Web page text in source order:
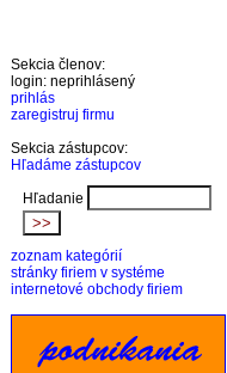
Sekcia členov:
login: neprihlásený
prihlás
zaregistruj firmu
Sekcia zástupcov:
Hľadáme zástupcov
Hľadanie
zoznam kategórií
stránky firiem v systéme
internetové obchody firiem